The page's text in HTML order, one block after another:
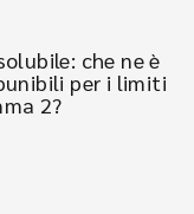
che ne è
per i limiti
2?